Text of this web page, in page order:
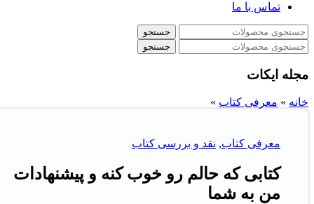
تماس با ما
جستجو
جستجو
مجله ایکات
خانه » معرفی کتاب »
معرفی کتاب, نقد و بررسی کتاب
کتابی که حالم رو خوب کنه و پیشنهادات
من به شما